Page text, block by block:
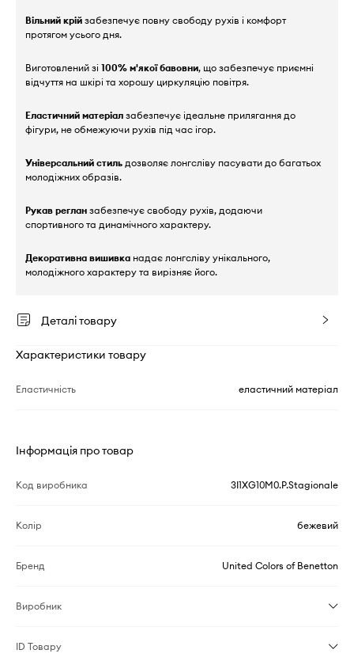
Вільний крій забезпечує повну свободу рухів і комфорт
протягом усього дня.
Виготовлений зі 100% м'якої бавовни, що забезпечує приємні
відчуття на шкірі та хорошу циркуляцію повітря.
Еластичний матеріал забезпечує ідеальне прилягання до
фігури, не обмежуючи рухів під час ігор.
Універсальний стиль дозволяє лонгсліву пасувати до багатьох
молодіжних образів.
Рукав реглан забезпечує свободу рухів, додаючи
спортивного та динамічного характеру.
Декоративна вишивка надає лонгсліву унікального,
молодіжного характеру та вирізняє його.
Деталі товару
Характеристики товару
Еластичність еластичний матеріал
Інформація про товар
Код виробника 3I1XG10M0.P.Stagionale
Колір бежевий
Бренд United Colors of Benetton
Виробник
ID Товару